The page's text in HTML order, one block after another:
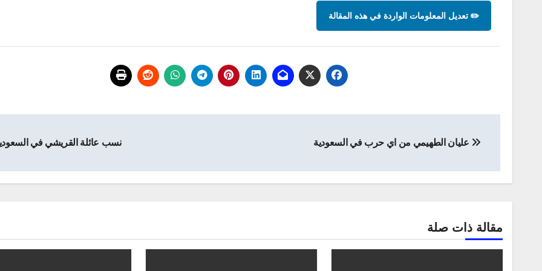
✏️ تعديل المعلومات الواردة في هذه المقالة
المقالات
عليان الطهيمي من اي حرب في السعودية نسب عائلة القريشي في
مقالة ذات صلة